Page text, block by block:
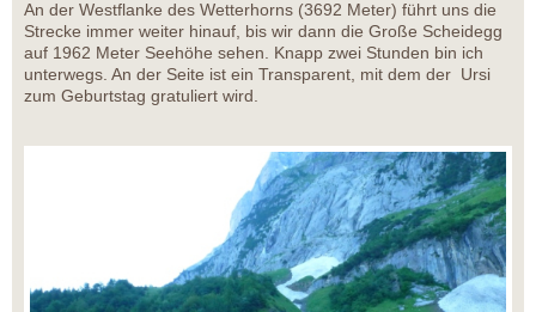
An der Westflanke des Wetterhorns (3692 Meter) führt uns die
Strecke immer weiter hinauf, bis wir dann die Große Scheidegg
auf 1962 Meter Seehöhe sehen. Knapp zwei Stunden bin ich
unterwegs. An der Seite ist ein Transparent, mit dem der Ursi
zum Geburtstag gratuliert wird.